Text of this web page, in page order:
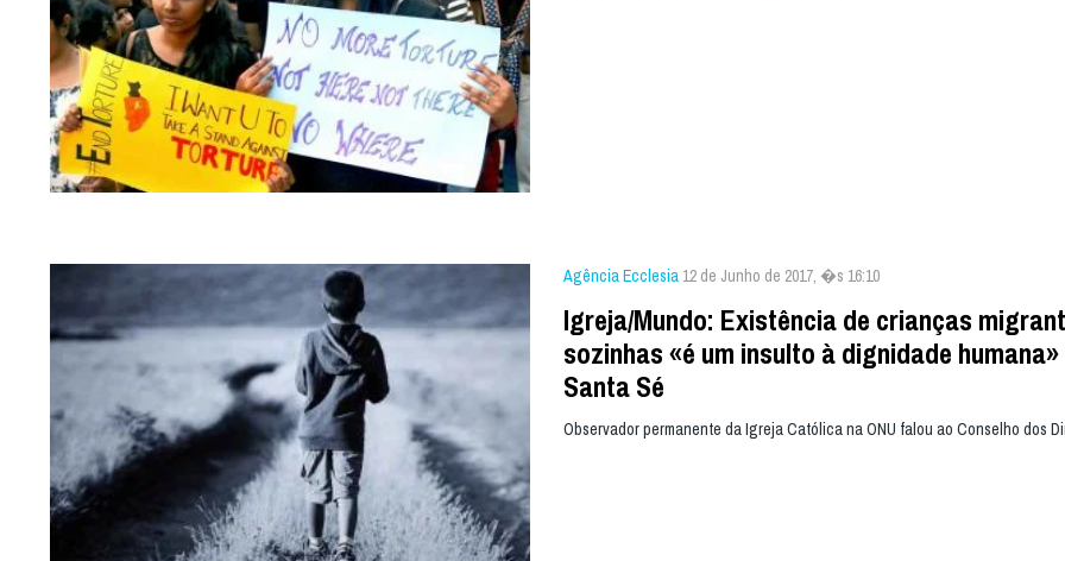
Agência Ecclesia 12 de Junho de 2017, �s 16:10
Igreja/Mundo: Existência de crianças
sozinhas «é um insulto à dignidade
Santa Sé
Observador permanente da Igreja Católica na ONU falou ao Conselho dos